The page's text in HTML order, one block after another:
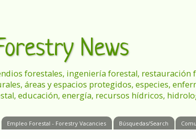
News
forestales, ingeniería forestal, restauración
áreas y espacios protegidos, especies,
educación, energía, recursos hídricos,
Empleo Forestal - Forestry Vacancies Búsquedas/Search